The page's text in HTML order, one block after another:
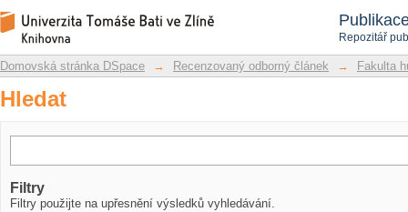
Repozitář
Hledat
Repozitář DSpace/Manakin
Domovská stránka DSpace → Recenzovaný odborný článek → Fakulta
Hledat
Filtry
Filtry použijte na upřesnění výsledků vyhledávání.